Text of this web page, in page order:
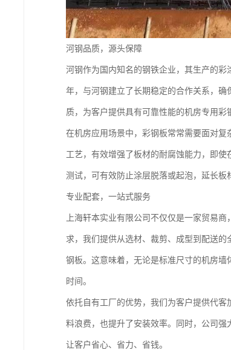
河钢品质，源头保障
河钢作为国内知名的钢铁企业，其生产的
年，与河钢建立了长期稳定的合作关系，
质，为客户提供具有可靠性能的机房专用彩
在机房应用场景中，彩钢板常常需要面对
工艺，有效增强了板材的耐腐蚀能力，即
测试，可有效防止涂层脱落或起泡，延长板
专业配套，一站式服务
上海轩本实业有限公司不仅仅是一家贸易
求，我们提供从选材、裁剪、成型到配送
钢板。这意味着，无论是标准尺寸的机房
时间。
依托自有工厂的优势，我们为客户提供代
料浪费，也提升了安装效率。同时，公司强
让客户省心、省力、省钱。